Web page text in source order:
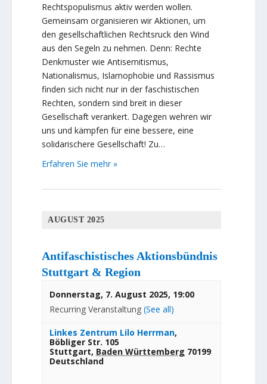
Rechtspopulismus aktiv werden wollen.
Gemeinsam organisieren wir Aktionen, um
den gesellschaftlichen Rechtsruck den Wind
aus den Segeln zu nehmen. Denn: Rechte
Denkmuster wie Antisemitismus,
Nationalismus, Islamophobie und Rassismus
finden sich nicht nur in der faschistischen
Rechten, sondern sind breit in dieser
Gesellschaft verankert. Dagegen wehren wir
uns und kämpfen für eine bessere, eine
solidarischere Gesellschaft! Zu…
Erfahren Sie mehr »
AUGUST 2025
Antifaschistisches Aktionsbündnis
Stuttgart & Region
Donnerstag, 7. August 2025, 19:00
Recurring Veranstaltung(See all)
Linkes Zentrum Lilo Herrman,
Böbliger Str. 105
Stuttgart, Baden Württemberg 70199
Deutschland